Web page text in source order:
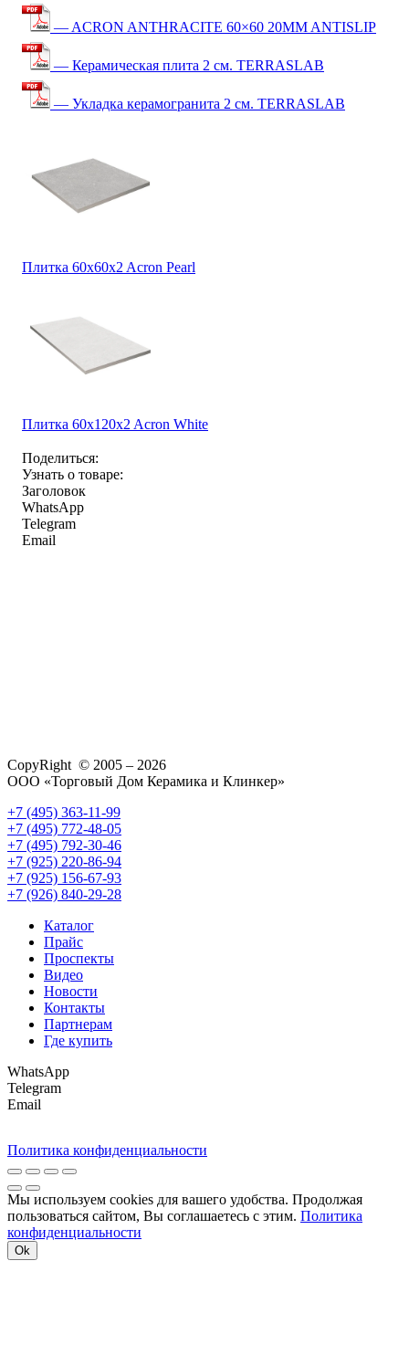
— ACRON ANTHRACITE 60×60 20MM ANTISLIP
— Керамическая плита 2 см. TERRASLAB
— Укладка керамогранита 2 см. TERRASLAB
Плитка 60x60x2 Acron Pearl
Плитка 60x120x2 Acron White
Поделиться:
Узнать о товаре:
Заголовок
WhatsApp
Telegram
Email
CopyRight © 2005 – 2026
ООО «Торговый Дом Керамика и Клинкер»
+7 (495) 363-11-99
+7 (495) 772-48-05
+7 (495) 792-30-46
+7 (925) 220-86-94
+7 (925) 156-67-93
+7 (926) 840-29-28
Каталог
Прайс
Проспекты
Видео
Новости
Контакты
Партнерам
Где купить
WhatsApp
Telegram
Email
Политика конфиденциальности
Мы используем cookies для вашего удобства. Продолжая
пользоваться сайтом, Вы соглашаетесь с этим. Политика
конфиденциальности
Ok